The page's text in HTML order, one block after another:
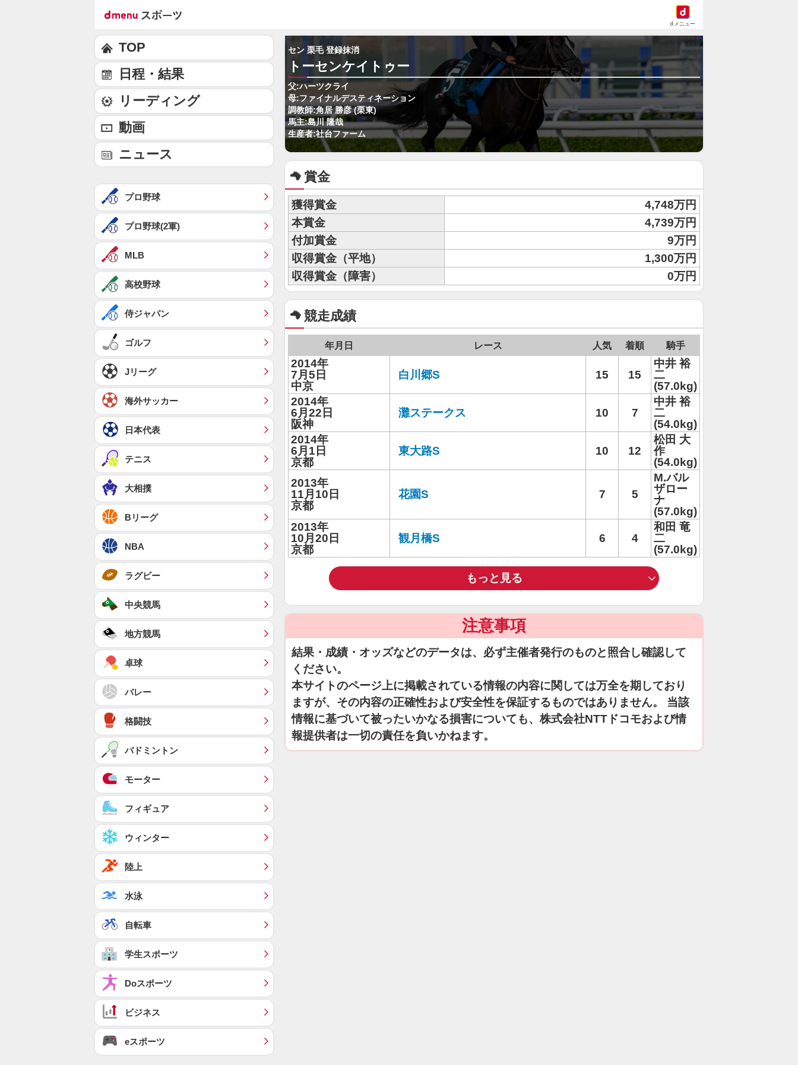
dメニュー
セン 栗毛 登録抹消
トーセンケイトゥー
父:ハーツクライ
母:ファイナルデスティネーション
調教師:角居 勝彦 (栗東)
馬主:島川 隆哉
生産者:社台ファーム
賞金
獲得賞金
4,748万円
本賞金
4,739万円
付加賞金
9万円
収得賞金（平地）
1,300万円
収得賞金（障害）
0万円
競走成績
年月日 レース 人気 着順 騎手
2014年
7月5日
中京
白川郷S 15 15
中井 裕
二
(57.0kg)
2014年
6月22日
阪神
灘ステークス 10 7
中井 裕
二
(54.0kg)
2014年
6月1日
京都
東大路S 10 12
松田 大
作
(54.0kg)
2013年
11月10日
京都
花園S 7 5
M.バル
ザロー
ナ
(57.0kg)
2013年
10月20日
京都
観月橋S 6 4
和田 竜
二
(57.0kg)
もっと見る
注意事項
結果・成績・オッズなどのデータは、必ず主催者発行のものと照合し確認して
ください。
本サイトのページ上に掲載されている情報の内容に関しては万全を期しており
ますが、その内容の正確性および安全性を保証するものではありません。 当該
情報に基づいて被ったいかなる損害についても、株式会社NTTドコモおよび情
報提供者は一切の責任を負いかねます。
TOP
日程・結果
リーディング
動画
ニュース
プロ野球
プロ野球(2軍)
MLB
高校野球
侍ジャパン
ゴルフ
Jリーグ
海外サッカー
日本代表
テニス
大相撲
Bリーグ
NBA
ラグビー
中央競馬
地方競馬
卓球
バレー
格闘技
バドミントン
モーター
フィギュア
ウィンター
陸上
水泳
自転車
学生スポーツ
Doスポーツ
ビジネス
eスポーツ